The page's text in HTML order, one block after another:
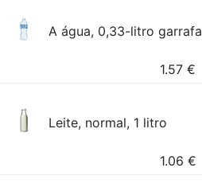
A água, 0,33-litro garrafa
1.57 €
Leite, normal, 1 litro
1.06 €